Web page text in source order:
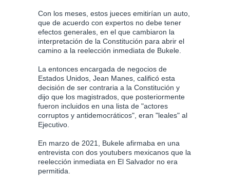
Con los meses, estos jueces emitirían un auto,
que de acuerdo con expertos no debe tener
efectos generales, en el que cambiaron la
interpretación de la Constitución para abrir el
camino a la reelección inmediata de Bukele.
La entonces encargada de negocios de
Estados Unidos, Jean Manes, calificó esta
decisión de ser contraria a la Constitución y
dijo que los magistrados, que posteriormente
fueron incluidos en una lista de "actores
corruptos y antidemocráticos", eran "leales" al
Ejecutivo.
En marzo de 2021, Bukele afirmaba en una
entrevista con dos youtubers mexicanos que la
reelección inmediata en El Salvador no era
permitida.